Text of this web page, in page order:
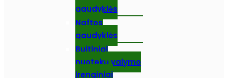
gaudyklės
Naftos
gaudyklės
Buitiniai
nuotekų valymo
įrenginiai